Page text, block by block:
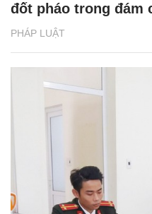
PHÁP LUẬT
đốt pháo trong đám